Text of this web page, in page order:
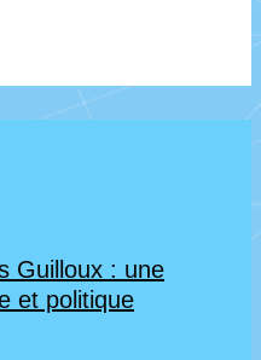
Guilloux : une
et politique